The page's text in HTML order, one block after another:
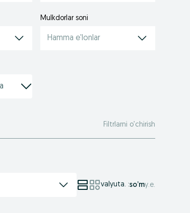
Mulkdorlar soni
Hamma e'lonlar
Filtrlarni o’chirish
valyuta. :so’mу.е.